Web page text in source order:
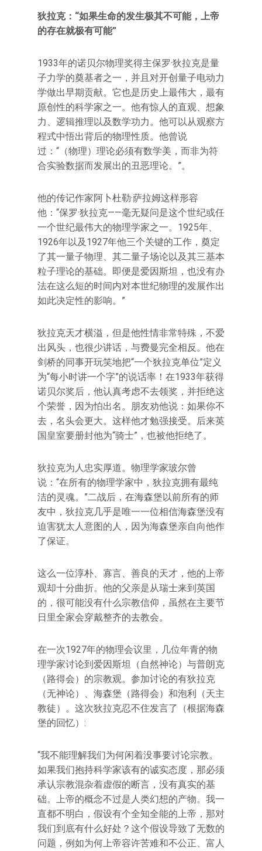
狄拉克：“如果生命的发生极其不可能，上帝
的存在就极有可能”
1933年的诺贝尔物理奖得主保罗·狄拉克是量
子力学的奠基者之一，并且对开创量子电动力
学做出早期贡献。它也是历史上最伟大，最有
原创性的科学家之一。他有惊人的直观、想象
力、逻辑推理以及数学功力。他可以从观察方
程式中悟出背后的物理性质。他曾说
过：“（物理）理论必须有数学美，而非为符
合实验数据而发展出的丑恶理论。”。
他的传记作家阿卜杜勒·萨拉姆这样形容
他：“保罗·狄拉克——毫无疑问是这个世纪或任
一个世纪最伟大的物理学家之一。1925年、
1926年以及1927年他三个关键的工作，奠定
了其一量子物理、其二量子场论以及其三基本
粒子理论的基础。即便是爱因斯坦，也没有办
法在这么短的时间内对本世纪物理的发展作出
如此决定性的影响。”
狄拉克天才横溢，但是他性情非常特殊，不爱
出风头，也很少讲话，与费曼完全相反。他在
剑桥的同事开玩笑地把“一个狄拉克单位”定义
为“每小时讲一个字”的说话率！在1933年获得
诺贝尔奖后，他认真考虑不去领奖，并拒绝这
个荣誉，因为怕出名。朋友劝他说：如果你不
去，名头会更大。这样他才勉强接受。后来英
国皇室要册封他为“骑士”，也被他拒绝了。
狄拉克为人忠实厚道。物理学家玻尔曾
说：“在所有的物理学家中，狄拉克拥有最纯
洁的灵魂。”二战后，在海森堡以前所有的师
友中，狄拉克几乎是唯一一位相信海森堡没有
迫害犹太人意图的人，因为海森堡亲自向他作
了保证。
这么一位淳朴、寡言、善良的天才，他的上帝
观却十分曲折。他的父亲是从瑞士来到英国
的，很可能没有什么宗教信仰，虽然在主要节
日里全家会穿戴整齐的去教会。
在一次1927年的物理会议里，几位年青的物
理学家讨论到爱因斯坦（自然神论）与普朗克
（路得会）的宗教观。参加讨论的有狄拉克
（无神论）、海森堡（路得会）和泡利（天主
教徒）。这次狄拉克忍不住发言了（根据海森
堡的回忆）:
“我不能理解我们为何闲着没事要讨论宗教。
如果我们抱持科学家该有的诚实态度，那必须
承认宗教混杂着虚假的断言，没有真实的基
础。上帝的概念不过是人类幻想的产物。我一
直都不明白，假设有个全知全能的上帝，那对
我们到底有什么好处？这个假设导致了无数的
问题，例如为何上帝容许苦难和不公正、富人